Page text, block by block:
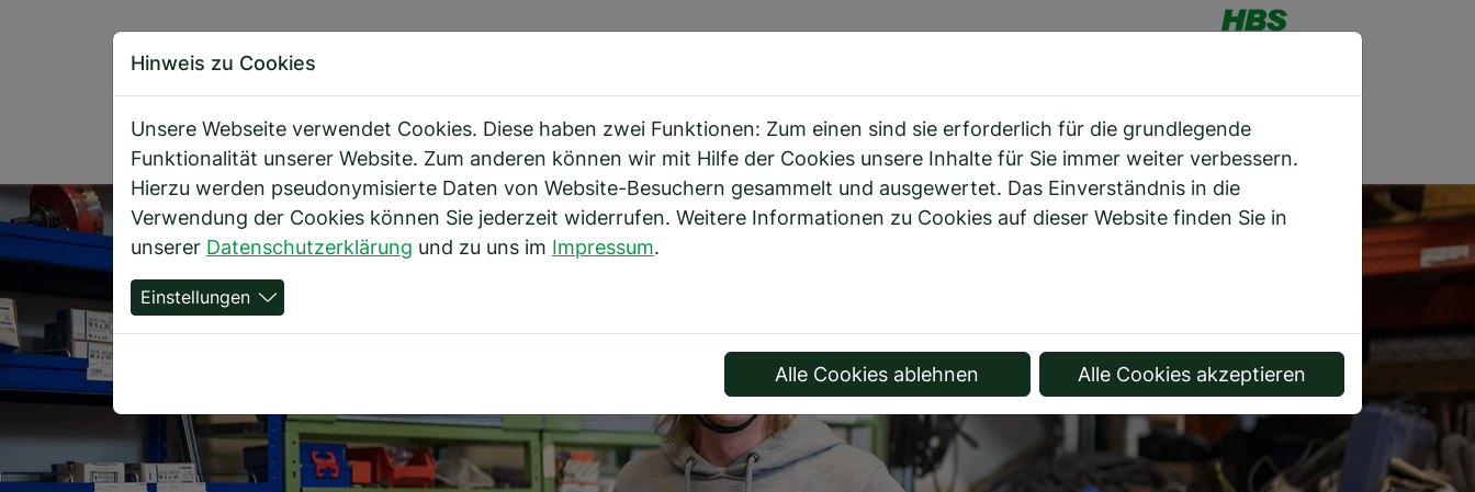
Direkt zur Hauptnavigation springen
Direkt zum Inhalt springen
Hinweis zu Cookies
Unsere Webseite verwendet Cookies. Diese haben zwei Funktionen: Zum einen sind sie erforderlich für die grundlegende
Funktionalität unserer Website. Zum anderen können wir mit Hilfe der Cookies unsere Inhalte für Sie immer weiter verbessern.
Hierzu werden pseudonymisierte Daten von Website-Besuchern gesammelt und ausgewertet. Das Einverständnis in die
Verwendung der Cookies können Sie jederzeit widerrufen. Weitere Informationen zu Cookies auf dieser Website finden Sie in
unserer Datenschutzerklärung und zu uns im Impressum.
Einstellungen
Alle Cookies ablehnen Alle Cookies akzeptieren